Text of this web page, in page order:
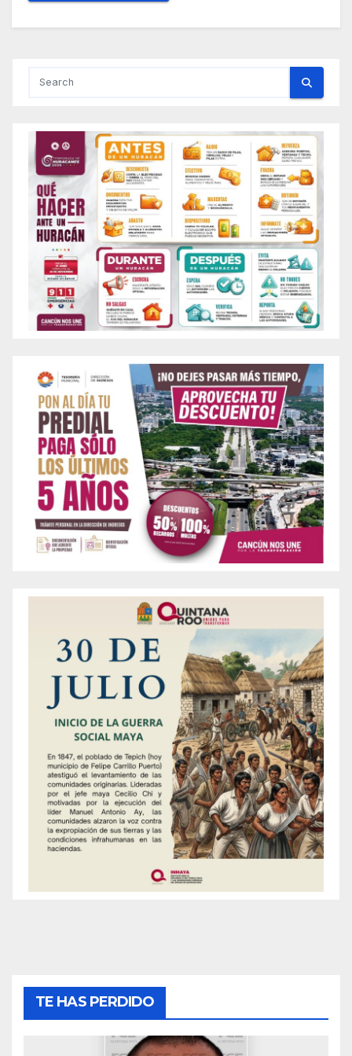
TE HAS PERDIDO